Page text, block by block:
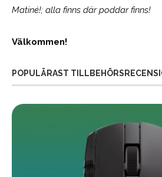
Matiné!; alla finns där poddar finns!
Välkommen!
POPULÄRAST